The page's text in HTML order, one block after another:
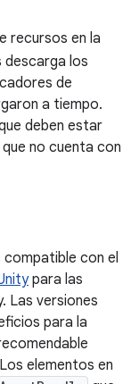
recursos en la
descarga los
de
a tiempo.
deben estar
no cuenta con
compatible con el
para las
Las versiones
para la
elementos en